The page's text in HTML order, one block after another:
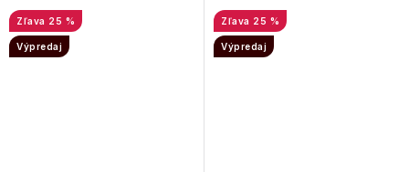
25 %
Výpredaj
25 %
Výpredaj